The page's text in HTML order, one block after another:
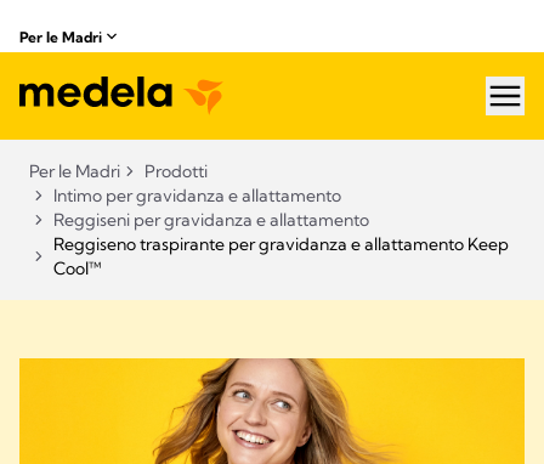
Per le Madri
Per le Madri
Prodotti
Intimo per gravidanza e allattamento
Reggiseni per gravidanza e allattamento
Reggiseno traspirante per gravidanza e allattamento Keep
Cool™